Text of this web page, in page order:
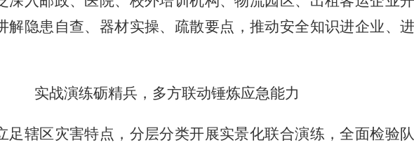
解隐患自查、器材实操、疏散要点，推动安全知识进企业、
实战演练砺精兵，多方联动锤炼应急能力
足辖区灾害特点，分层分类开展实景化联合演练，全面检验